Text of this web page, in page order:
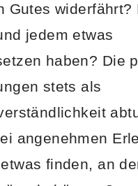
Gutes widerfährt?
jedem etwas
haben? Die
stets als
angenehmen
finden, an